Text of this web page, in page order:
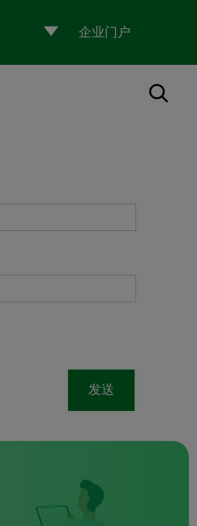
Selecciona
un
搜索
发送